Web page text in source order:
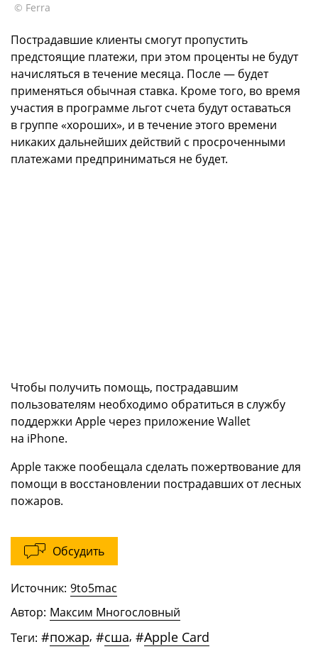
© Ferra
Пострадавшие клиенты смогут пропустить
предстоящие платежи, при этом проценты не будут
начисляться в течение месяца. После — будет
применяться обычная ставка. Кроме того, во время
участия в программе льгот счета будут оставаться
в группе «хороших», и в течение этого времени
никаких дальнейших действий с просроченными
платежами предприниматься не будет.
Чтобы получить помощь, пострадавшим
пользователям необходимо обратиться в службу
поддержки Apple через приложение Wallet
на iPhone.
Apple также пообещала сделать пожертвование для
помощи в восстановлении пострадавших от лесных
пожаров.
Обсудить
Источник: 9to5mac
Автор: Максим Многословный
Теги: #пожар, #сша, #Apple Card